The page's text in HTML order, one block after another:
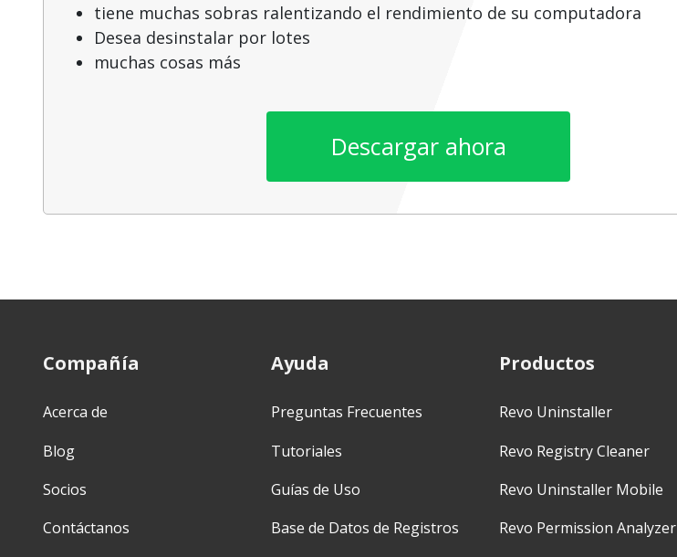
tiene muchas sobras ralentizando el rendimiento de su computadora
Desea desinstalar por lotes
muchas cosas más
Descargar ahora
Compañía
Acerca de
Blog
Socios
Contáctanos
Ayuda
Preguntas Frecuentes
Tutoriales
Guías de Uso
Base de Datos de Registros
Productos
Revo Uninstaller
Revo Registry Cleaner
Revo Uninstaller Mobile
Revo Permission Analyzer